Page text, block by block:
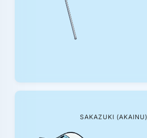
SAKAZUKI (AKAINU)